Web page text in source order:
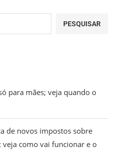
PESQUISAR
para mães; veja quando o
de novos impostos sobre
como vai funcionar e o